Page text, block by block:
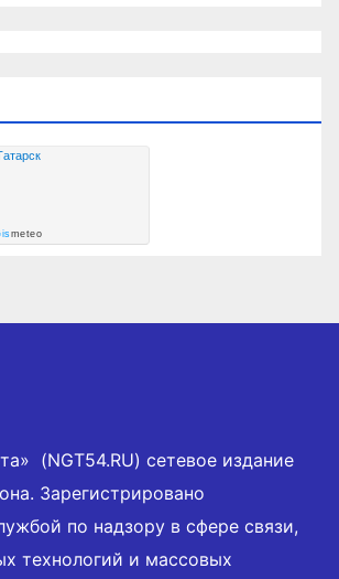
meteo
(NGT54.RU) сетевое издание
Зарегистрировано
по надзору в сфере связи,
технологий и массовых